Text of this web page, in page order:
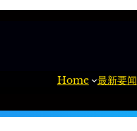
Home 最新要闻